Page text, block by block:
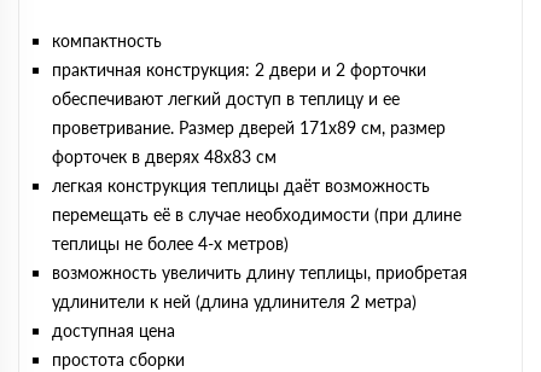
компактность
практичная конструкция: 2 двери и 2 форточки
обеспечивают легкий доступ в теплицу и ее
проветривание. Размер дверей 171х89 cм, размер
форточек в дверях 48х83 см
легкая конструкция теплицы даёт возможность
перемещать её в случае необходимости (при длине
теплицы не более 4-х метров)
возможность увеличить длину теплицы, приобретая
удлинители к ней (длина удлинителя 2 метра)
доступная цена
простота сборки